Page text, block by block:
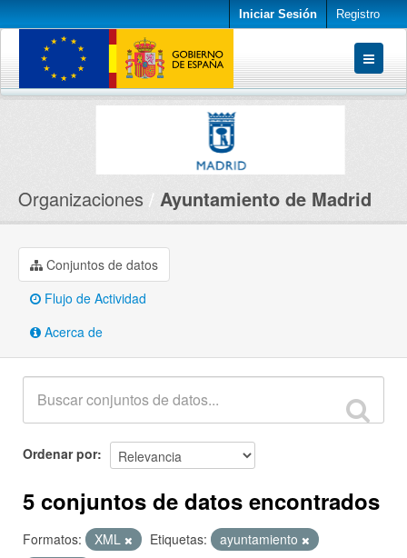
Iniciar Sesión Registro
Conjuntos de datos
Organizaciones Ayuntamiento de Madrid
Conjuntos de datos
Flujo de Actividad
Acerca de
Ordenar por
5 conjuntos de datos encontrados
Formatos: XML Etiquetas:
ayuntamiento